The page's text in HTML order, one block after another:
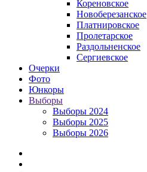
Кореновское
Новоберезанское
Платнировское
Пролетарское
Раздольненское
Сергиевское
Очерки
Фото
Юнкоры
Выборы
Выборы 2024
Выборы 2025
Выборы 2026